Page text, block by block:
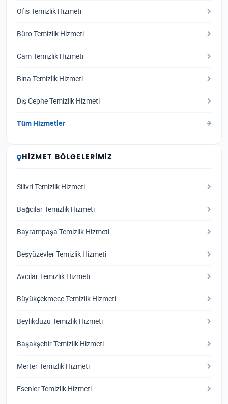
Ofis Temizlik Hizmeti
Büro Temizlik Hizmeti
Cam Temizlik Hizmeti
Bina Temizlik Hizmeti
Dış Cephe Temizlik Hizmeti
Tüm Hizmetler
HIZMET BÖLGELERIMIZ
Silivri Temizlik Hizmeti
Bağcılar Temizlik Hizmeti
Bayrampaşa Temizlik Hizmeti
Beşyüzevler Temizlik Hizmeti
Avcılar Temizlik Hizmeti
Büyükçekmece Temizlik Hizmeti
Beylikdüzü Temizlik Hizmeti
Başakşehir Temizlik Hizmeti
Merter Temizlik Hizmeti
Esenler Temizlik Hizmeti